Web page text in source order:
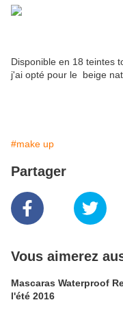
Disponible en 18 teintes
j'ai opté pour le beige
#make up
Partager
Vous aimerez
Mascaras Waterproof
l'été 2016